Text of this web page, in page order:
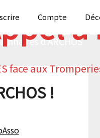
Compteà
face aux
!